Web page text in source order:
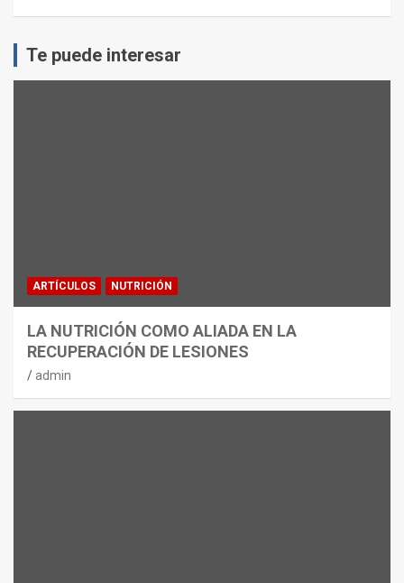
Te puede interesar
ARTÍCULOS NUTRICIÓN
LA NUTRICIÓN COMO ALIADA EN LA
RECUPERACIÓN DE LESIONES
admin